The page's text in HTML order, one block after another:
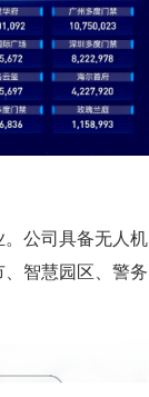
公司具备无人机
、智慧园区、警务